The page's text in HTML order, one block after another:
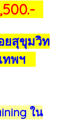
ยสุขุมวิท
ทพฯ
ใน